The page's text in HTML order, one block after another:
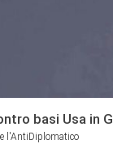
basi Usa in
l'AntiDiplomatico